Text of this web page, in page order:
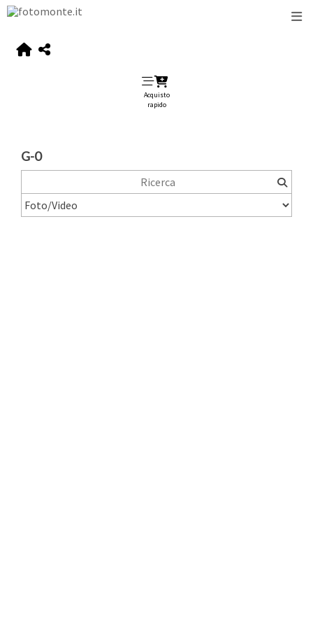
Acquisto
rapido
G-0